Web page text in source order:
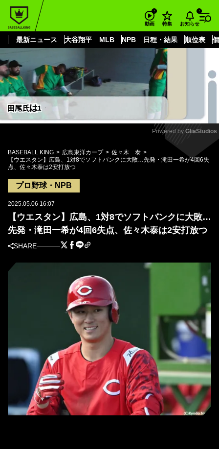
動画 特集 お知らせ
最新ニュース 大谷翔平 MLB NPB 日程・結果 順位表
もっと見る
Mute
Powered by GliaStudios
BASEBALL KING 広島東洋カープ
佐々木 泰
【ウエスタン】広島、1対8でソフトバンクに大敗…先発・滝田一希が4回6失
点、佐々木泰は2安打放つ
プロ野球・NPB
2025.05.06 16:07
【ウエスタン】広島、1対8でソフトバンクに大敗…
先発・滝田一希が4回6失点、佐々木泰は2安打放つ
SHARE